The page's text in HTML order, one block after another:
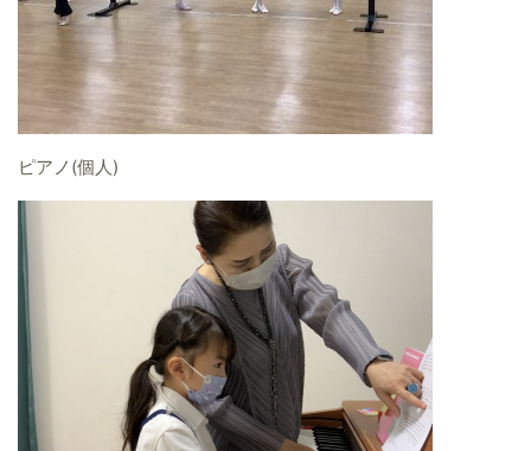
ピアノ(個人)